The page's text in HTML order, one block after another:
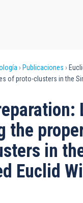
Publicaciones
of proto-clusters in the
the
in
Euclid